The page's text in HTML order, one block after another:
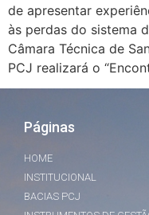
de apresentar
às perdas do sistema
Câmara Técnica de
PCJ realizará o
Páginas
HOME
INSTITUCIONAL
BACIAS PCJ